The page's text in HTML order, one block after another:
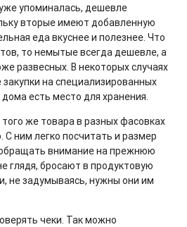
упоминалась, дешевле
вторые имеют добавленную
еда вкуснее и полезнее. Что
то немытые всегда дешевле, а
развесных. В некоторых случаях
на специализированных
есть место для хранения.
же товара в разных фасовках
С ним легко посчитать и размер
внимание на прежнюю
глядя, бросают в продуктовую
не задумываясь, нужны они им
чеки. Так можно